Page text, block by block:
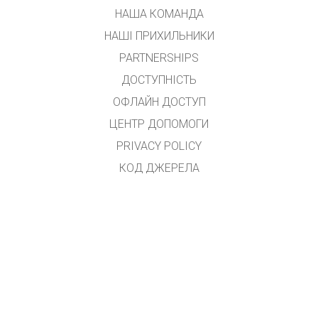
НАША КОМАНДА
НАШІ ПРИХИЛЬНИКИ
PARTNERSHIPS
ДОСТУПНІСТЬ
ОФЛАЙН ДОСТУП
ЦЕНТР ДОПОМОГИ
PRIVACY POLICY
КОД ДЖЕРЕЛА